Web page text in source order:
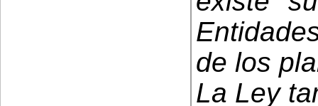
de los
La Ley